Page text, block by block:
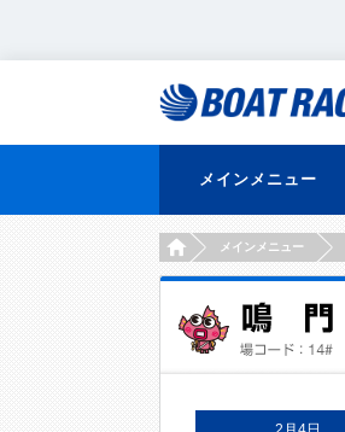
メインメニュー
HOMEメインメニュー